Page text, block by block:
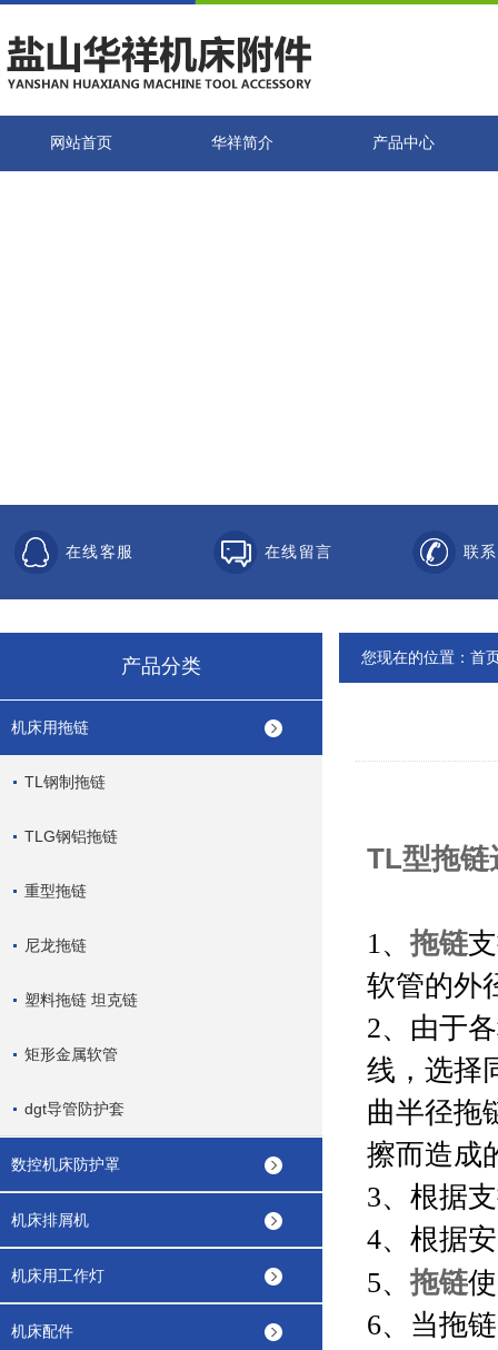
网站首页 华祥简介 产品中心
在线客服 在线留言 联
产品分类
机床用拖链
TL钢制拖链
TLG钢铝拖链
重型拖链
尼龙拖链
塑料拖链 坦克链
矩形金属软管
dgt导管防护套
数控机床防护罩
机床排屑机
机床用工作灯
机床配件
您现在的位置： 首
TL型拖链
1、拖链
软管的外
2、由于
线，选择
曲半径拖
擦而造成
3、根据
4、根据
5、拖链
6、当拖